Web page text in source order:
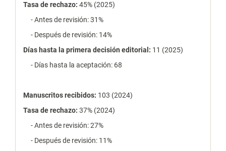
Tasa de rechazo: 45% (2025)
- Antes de revisión: 31%
- Después de revisión: 14%
Días hasta la primera decisión editorial: 11 (2025)
- Días hasta la aceptación: 68
Manuscritos recibidos: 103 (2024)
Tasa de rechazo: 37% (2024)
- Antes de revisión: 27%
- Después de revisión: 11%